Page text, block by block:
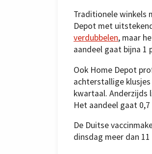
Traditionele winkels
Depot met
verdubbelen, maar
aandeel gaat bijna 1
Ook Home Depot
achterstallige
kwartaal. Anderzijds
Het aandeel gaat
De Duitse
dinsdag meer dan